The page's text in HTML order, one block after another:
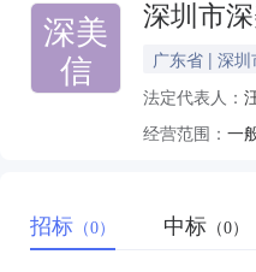
深美
信
深圳市
广东省 | 深圳
法定代表人：
经营范围：
招标 （0） 中标 （0）